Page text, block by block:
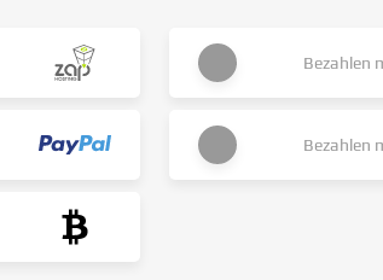
Bezahlen
Bezahlen